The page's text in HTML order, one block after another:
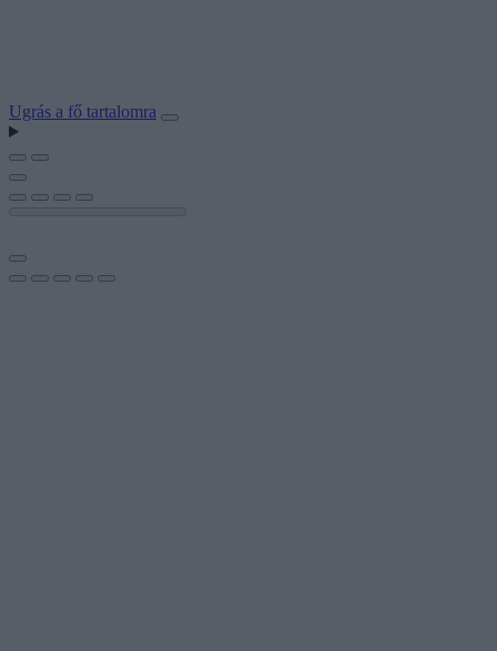
Ugrás a fő tartalomra